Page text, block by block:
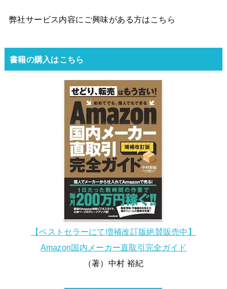
弊社サービス内容にご興味がある方はこちら
書籍の購入はこちら
【ベストセラーにて増補改訂版絶賛販売中】
Amazon国内メーカー直取引完全ガイド
（著）中村 裕紀